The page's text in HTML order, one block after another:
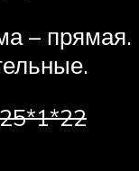
– прямая.